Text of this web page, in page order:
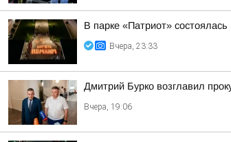
В парке «Патриот»
Вчера, 23:33
Дмитрий Бурко возглавил
Вчера, 19:06